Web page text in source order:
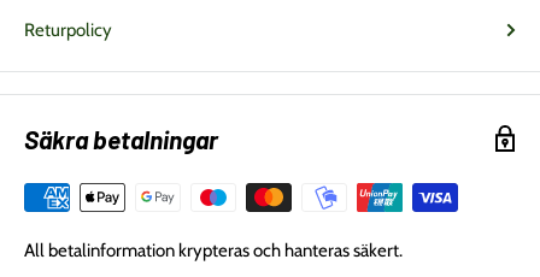
Returpolicy
Säkra betalningar
All betalinformation krypteras och hanteras säkert.